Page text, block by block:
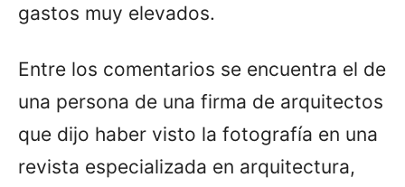
gastos muy elevados.
Entre los comentarios se encuentra el de
una persona de una firma de arquitectos
que dijo haber visto la fotografía en una
revista especializada en arquitectura,